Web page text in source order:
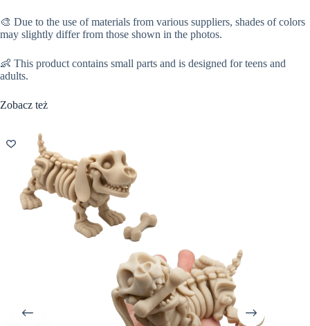
🎨 Due to the use of materials from various suppliers, shades of colors
may slightly differ from those shown in the photos.
👶 This product contains small parts and is designed for teens and
adults.
Zobacz też